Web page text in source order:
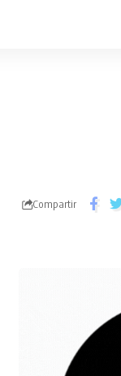
Compartir